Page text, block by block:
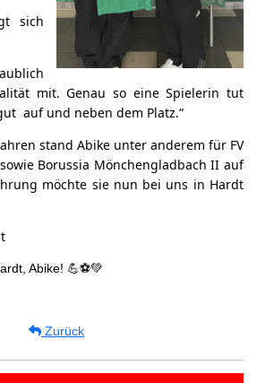
sich
mit. Genau so eine Spielerin tut
auf und neben dem Platz.“
stand Abike unter anderem für FV
sowie Borussia Mönchengladbach II auf
möchte sie nun bei uns in Hardt
Abike! 💪⚽💚
Zurück